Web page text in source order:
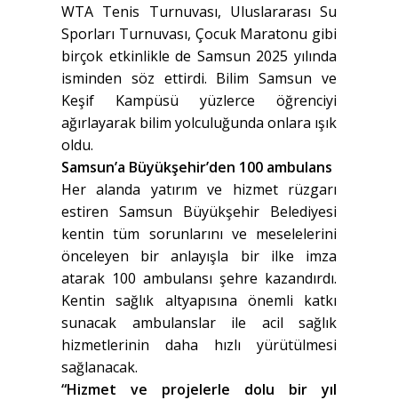
WTA Tenis Turnuvası, Uluslararası Su
Sporları Turnuvası, Çocuk Maratonu gibi
birçok etkinlikle de Samsun 2025 yılında
isminden söz ettirdi. Bilim Samsun ve
Keşif Kampüsü yüzlerce öğrenciyi
ağırlayarak bilim yolculuğunda onlara ışık
oldu.
Samsun’a Büyükşehir’den 100 ambulans
Her alanda yatırım ve hizmet rüzgarı
estiren Samsun Büyükşehir Belediyesi
kentin tüm sorunlarını ve meselelerini
önceleyen bir anlayışla bir ilke imza
atarak 100 ambulansı şehre kazandırdı.
Kentin sağlık altyapısına önemli katkı
sunacak ambulanslar ile acil sağlık
hizmetlerinin daha hızlı yürütülmesi
sağlanacak.
“Hizmet ve projelerle dolu bir yıl